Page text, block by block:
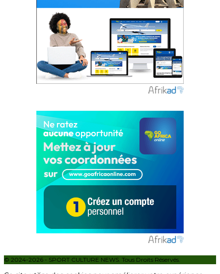
© 2024-2026 - SPORT CULTURE NEWS. Tous Droits Réservés.